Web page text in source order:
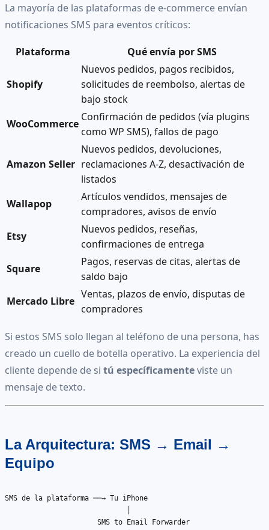
La mayoría de las plataformas de e-commerce envían
notificaciones SMS para eventos críticos:
Plataforma Qué envía por SMS
Shopify
Nuevos pedidos, pagos recibidos,
solicitudes de reembolso, alertas de
bajo stock
WooCommerce
Confirmación de pedidos (vía plugins
como WP SMS), fallos de pago
Amazon Seller
Nuevos pedidos, devoluciones,
reclamaciones A-Z, desactivación de
listados
Wallapop
Artículos vendidos, mensajes de
compradores, avisos de envío
Etsy
Nuevos pedidos, reseñas,
confirmaciones de entrega
Square
Pagos, reservas de citas, alertas de
saldo bajo
Mercado Libre
Ventas, plazos de envío, disputas de
compradores
Si estos SMS solo llegan al teléfono de una persona, has
creado un cuello de botella operativo. La experiencia del
cliente depende de si tú específicamenteviste un
mensaje de texto.
La Arquitectura: SMS → Email →
Equipo
SMS de la plataforma ──→ Tu iPhone
                      SMS to Email Forwarder